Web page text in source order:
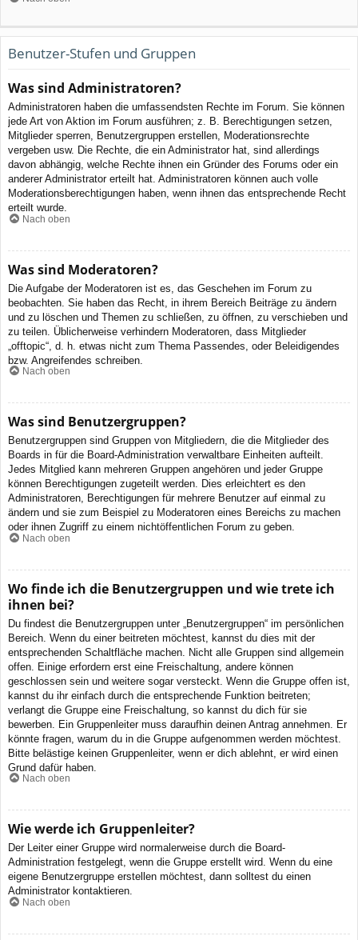
Benutzer-Stufen und Gruppen
Was sind Administratoren?
Administratoren haben die umfassendsten Rechte im Forum. Sie können
jede Art von Aktion im Forum ausführen; z. B. Berechtigungen setzen,
Mitglieder sperren, Benutzergruppen erstellen, Moderationsrechte
vergeben usw. Die Rechte, die ein Administrator hat, sind allerdings
davon abhängig, welche Rechte ihnen ein Gründer des Forums oder ein
anderer Administrator erteilt hat. Administratoren können auch volle
Moderationsberechtigungen haben, wenn ihnen das entsprechende Recht
erteilt wurde.
Nach oben
Was sind Moderatoren?
Die Aufgabe der Moderatoren ist es, das Geschehen im Forum zu
beobachten. Sie haben das Recht, in ihrem Bereich Beiträge zu ändern
und zu löschen und Themen zu schließen, zu öffnen, zu verschieben und
zu teilen. Üblicherweise verhindern Moderatoren, dass Mitglieder
„offtopic“, d. h. etwas nicht zum Thema Passendes, oder Beleidigendes
bzw. Angreifendes schreiben.
Nach oben
Was sind Benutzergruppen?
Benutzergruppen sind Gruppen von Mitgliedern, die die Mitglieder des
Boards in für die Board-Administration verwaltbare Einheiten aufteilt.
Jedes Mitglied kann mehreren Gruppen angehören und jeder Gruppe
können Berechtigungen zugeteilt werden. Dies erleichtert es den
Administratoren, Berechtigungen für mehrere Benutzer auf einmal zu
ändern und sie zum Beispiel zu Moderatoren eines Bereichs zu machen
oder ihnen Zugriff zu einem nichtöffentlichen Forum zu geben.
Nach oben
Wo finde ich die Benutzergruppen und wie trete ich
ihnen bei?
Du findest die Benutzergruppen unter „Benutzergruppen“ im persönlichen
Bereich. Wenn du einer beitreten möchtest, kannst du dies mit der
entsprechenden Schaltfläche machen. Nicht alle Gruppen sind allgemein
offen. Einige erfordern erst eine Freischaltung, andere können
geschlossen sein und weitere sogar versteckt. Wenn die Gruppe offen ist,
kannst du ihr einfach durch die entsprechende Funktion beitreten;
verlangt die Gruppe eine Freischaltung, so kannst du dich für sie
bewerben. Ein Gruppenleiter muss daraufhin deinen Antrag annehmen. Er
könnte fragen, warum du in die Gruppe aufgenommen werden möchtest.
Bitte belästige keinen Gruppenleiter, wenn er dich ablehnt, er wird einen
Grund dafür haben.
Nach oben
Wie werde ich Gruppenleiter?
Der Leiter einer Gruppe wird normalerweise durch die Board-
Administration festgelegt, wenn die Gruppe erstellt wird. Wenn du eine
eigene Benutzergruppe erstellen möchtest, dann solltest du einen
Administrator kontaktieren.
Nach oben